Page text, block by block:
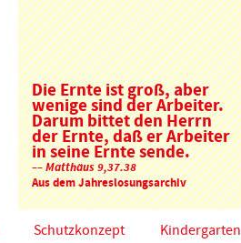
Die Ernte ist groß, aber
wenige sind der Arbeiter.
Darum bittet den Herrn
der Ernte, daß er Arbeiter
in seine Ernte sende.
–– Matthäus 9,37.38
Aus dem Jahreslosungsarchiv
Schutzkonzept Kindergarten